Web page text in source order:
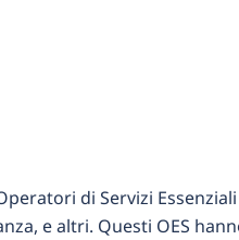
di Servizi
e altri. Questi OES